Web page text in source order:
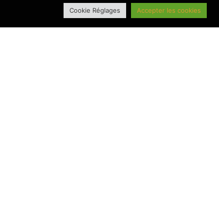
Cookie Réglages Accepter les cookies